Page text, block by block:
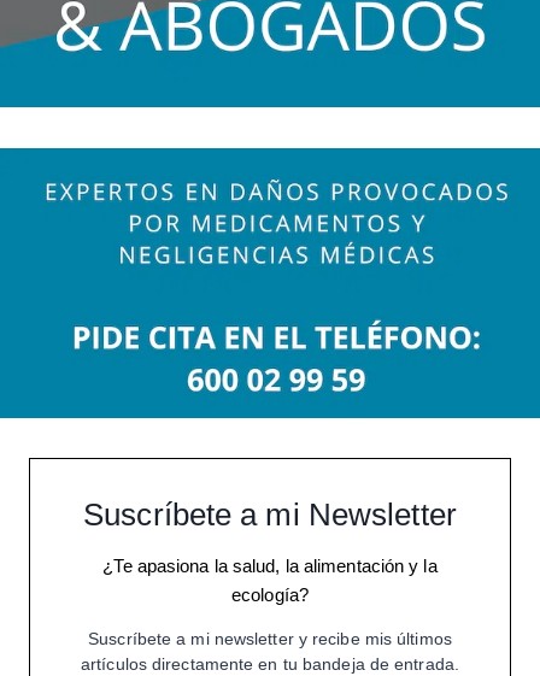
Suscríbete a mi Newsletter
¿Te apasiona la salud, la alimentación y la
ecología?
Suscríbete a mi newsletter y recibe mis últimos
artículos directamente en tu bandeja de entrada.